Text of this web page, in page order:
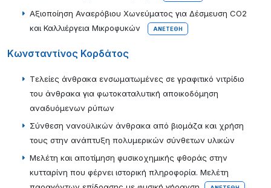
Αξιοποίηση Αναερόβιου Χωνεύματος για Δέσμευση CO2
και Καλλιέργεια Μικροφυκών
ΑΝΕΤΈΘΗ
Κωνσταντίνος Κορδάτος
Tελείες άνθρακα ενσωματωμένες σε γραφιτικό νιτρίδιο
του άνθρακα για φωτοκαταλυτική αποικοδόμηση
αναδυόμενων ρύπων
Σύνθεση νανοϋλικών άνθρακα από βιομάζα και χρήση
τους στην ανάπτυξη πολυμερικών σύνθετων υλικών
Μελέτη και αποτίμηση φυσικοχημικής φθοράς στην
κυτταρίνη που φέρνει ιστορική πληροφορία. Μελέτη